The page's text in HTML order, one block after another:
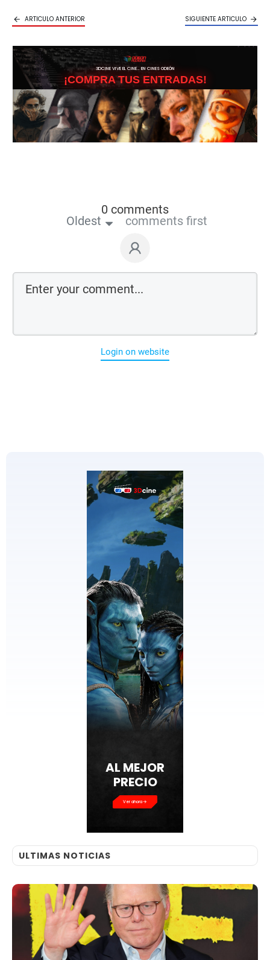
ARTICULO ANTERIOR SIGUIENTE ARTICULO
3DCINE VIVE EL CINE… EN CINES ODEÓN
¡COMPRA TUS ENTRADAS!
0 comments
Oldest comments first
Login on website
EDICIONES
ESPECIALES
Ver ahora
ULTIMAS NOTICIAS